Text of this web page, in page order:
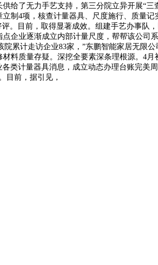
给了无力手艺支持，第三分院立异开展“三
制4项，核查计量器具、尺度施行、质量
。目前，取得显著成效。组建手艺办事队
企业逐渐成立内部计量尺度，帮帮该公司
累计走访企业83家，”东鹏智能家居无限
料质量存疑。深挖全要素深条理根源。4
类计量器具消息，成立动态办理台账完美
目前，据引见，